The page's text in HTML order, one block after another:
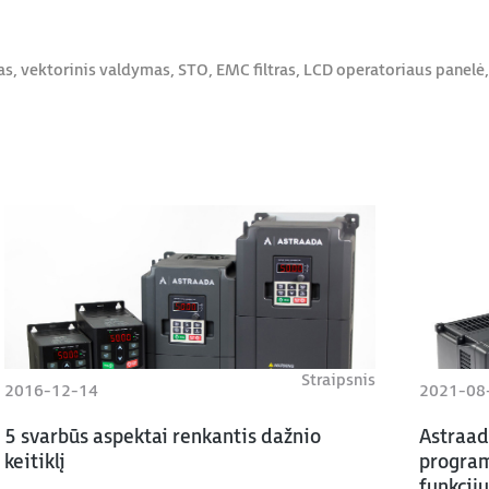
vektorinis valdymas, STO, EMC filtras, LCD operatoriaus
Straipsnis
2016-12-14
5 svarbūs aspektai renkantis dažnio
keitiklį
2021-